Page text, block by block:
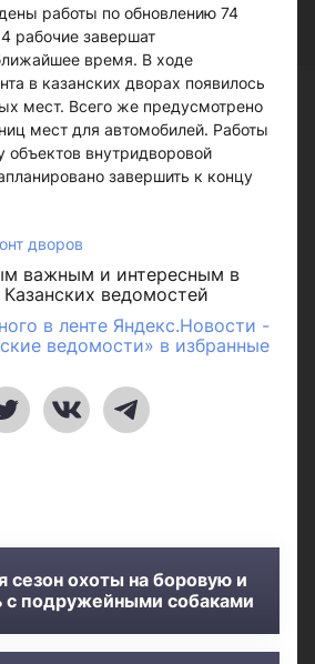
работы по обновлению 74
рабочие завершат
время. В ходе
в казанских дворах появилось
мест. Всего же предусмотрено
мест для автомобилей. Работы
объектов внутридворовой
завершить к концу
дворов
важным и интересным в
Казанских ведомостей
в ленте Яндекс.Новости -
ведомости» в избранные
сезон охоты на боровую и
с подружейными собаками